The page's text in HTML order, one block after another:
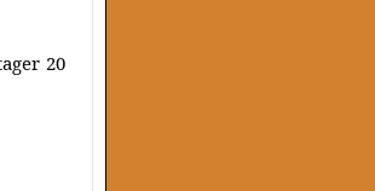
20